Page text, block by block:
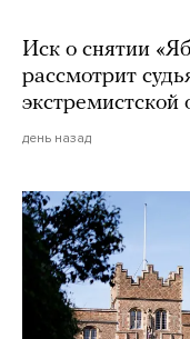
Иск о снятии
рассмотрит
экстремистской
день назад